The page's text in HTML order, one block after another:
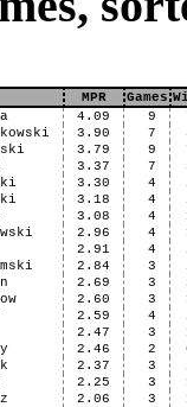
MPR Games
4.09 9
3.90 7
3.79 9
3.37 7
3.30 4
3.18 4
3.08 4
2.96 4
2.91 4
2.84 3
2.69 3
2.60 3
2.59 4
2.47 3
2.46 2
2.37 3
2.25 3
2.06 3